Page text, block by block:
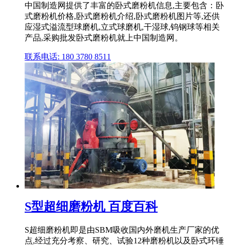
中国制造网提供了丰富的卧式磨粉机信息,主要包含：卧
式磨粉机价格,卧式磨粉机介绍,卧式磨粉机图片等,还供
应湿式溢流型球磨机,立式球磨机,干湿球,钨钢球等相关
产品,采购批发卧式磨粉机就上中国制造网。
联系电话: 180 3780 8511
S型超细磨粉机 百度百科
S超细磨粉机即是由SBM吸收国内外磨机生产厂家的优
点,经过充分考察、研究、试验12种磨粉机以及卧式环锤